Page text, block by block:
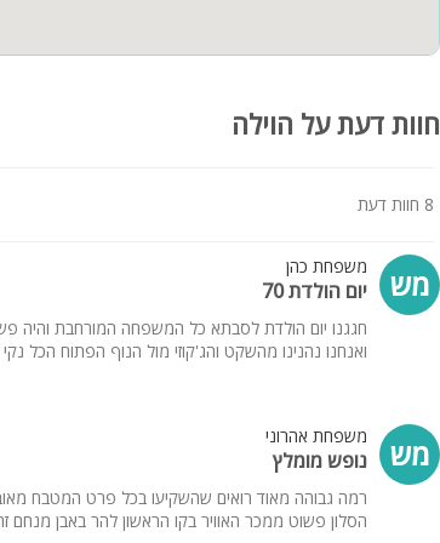
חוות דעת על הוילה
8 חוות דעת
מש משפחת כהן
יום הולדת 70
חגגנו יום הולדת לסבתא כל המשפחה המורחבת והיה
ואנחנו נהנינו מהשקט והג'קוזי מול הנוף הפתוח הכל
מש משפחת אהרוני
נופש מומלץ
רמה גבוהה מאוד רואים שהשקיעו בכל פרט המטבח
הסלון פשוט ממכר האוויר בקו הראשון להר באבן מנחם